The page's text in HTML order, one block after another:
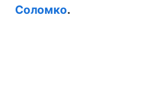
Соломко.